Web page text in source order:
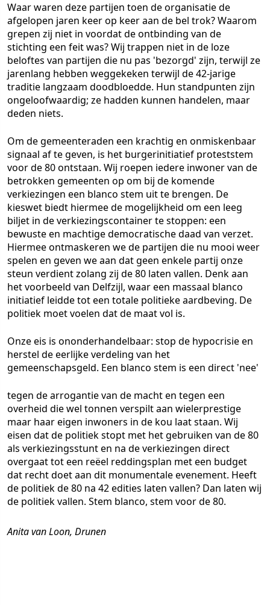
Waar waren deze partijen toen de organisatie de
afgelopen jaren keer op keer aan de bel trok? Waarom
grepen zij niet in voordat de ontbinding van de
stichting een feit was? Wij trappen niet in de loze
beloftes van partijen die nu pas 'bezorgd' zijn, terwijl ze
jarenlang hebben weggekeken terwijl de 42-jarige
traditie langzaam doodbloedde. Hun standpunten zijn
ongeloofwaardig; ze hadden kunnen handelen, maar
deden niets.
Om de gemeenteraden een krachtig en onmiskenbaar
signaal af te geven, is het burgerinitiatief proteststem
voor de 80 ontstaan. Wij roepen iedere inwoner van de
betrokken gemeenten op om bij de komende
verkiezingen een blanco stem uit te brengen. De
kieswet biedt hiermee de mogelijkheid om een leeg
biljet in de verkiezingscontainer te stoppen: een
bewuste en machtige democratische daad van verzet.
Hiermee ontmaskeren we de partijen die nu mooi weer
spelen en geven we aan dat geen enkele partij onze
steun verdient zolang zij de 80 laten vallen. Denk aan
het voorbeeld van Delfzijl, waar een massaal blanco
initiatief leidde tot een totale politieke aardbeving. De
politiek moet voelen dat de maat vol is.
Onze eis is ononderhandelbaar: stop de hypocrisie en
herstel de eerlijke verdeling van het
gemeenschapsgeld. Een blanco stem is een direct 'nee'
tegen de arrogantie van de macht en tegen een
overheid die wel tonnen verspilt aan wielerprestige
maar haar eigen inwoners in de kou laat staan. Wij
eisen dat de politiek stopt met het gebruiken van de 80
als verkiezingsstunt en na de verkiezingen direct
overgaat tot een reëel reddingsplan met een budget
dat recht doet aan dit monumentale evenement. Heeft
de politiek de 80 na 42 edities laten vallen? Dan laten wij
de politiek vallen. Stem blanco, stem voor de 80.
Anita van Loon, Drunen